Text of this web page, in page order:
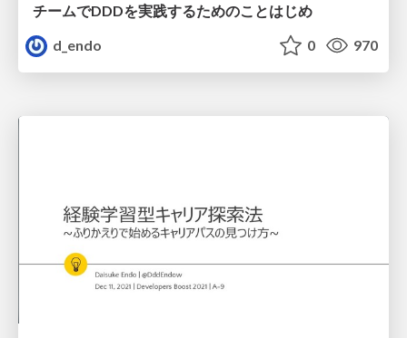
チームでDDDを実践するためのことはじめ
d_endo
0 970